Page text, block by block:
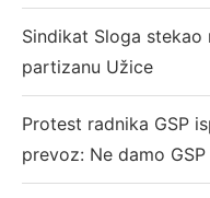
Sindikat Sloga
partizanu Užice
Protest radnika GSP
prevoz: Ne damo